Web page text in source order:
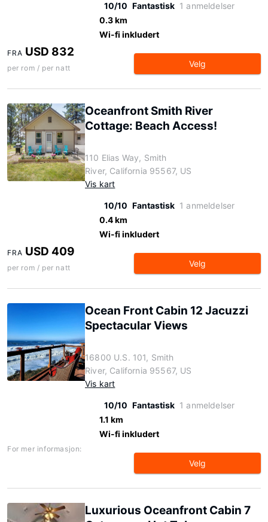
10/10 Fantastisk 1 anmeldelser
0.3 km
Wi-fi inkludert
FRA USD 832
per rom / per natt Velg
Oceanfront Smith River
Cottage: Beach Access!
110 Elias Way, Smith
River, California 95567, US
Vis kart
10/10 Fantastisk 1 anmeldelser
0.4 km
Wi-fi inkludert
FRA USD 409
per rom / per natt Velg
Ocean Front Cabin 12 Jacuzzi
Spectacular Views
16800 U.S. 101, Smith
River, California 95567, US
Vis kart
10/10 Fantastisk 1 anmeldelser
1.1 km
Wi-fi inkludert
For mer informasjon:
Velg
Luxurious Oceanfront Cabin 7